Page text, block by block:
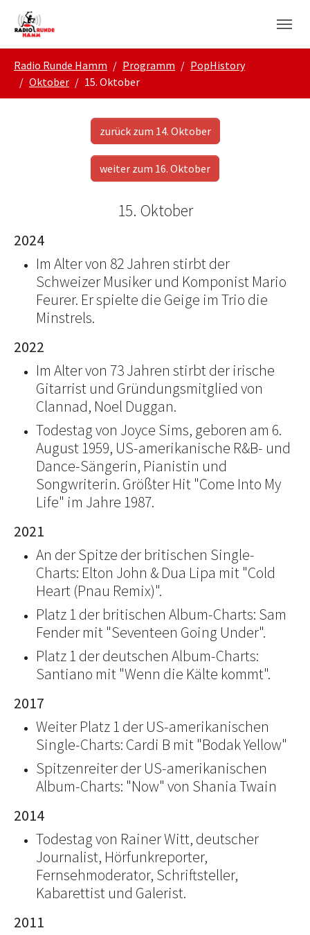
Skip to main navigation
Zum Hauptinhalt springen
Skip to page footer
Radio Runde Hamm Programm
PopHistory
Oktober
15. Oktober
zurück zum 14. Oktober
weiter zum 16. Oktober
15. Oktober
2024
Im Alter von 82 Jahren stirbt der
Schweizer Musiker und Komponist Mario
Feurer. Er spielte die Geige im Trio die
Minstrels.
2022
Im Alter von 73 Jahren stirbt der irische
Gitarrist und Gründungsmitglied von
Clannad, Noel Duggan.
Todestag von Joyce Sims, geboren am 6.
August 1959, US-amerikanische R&B- und
Dance-Sängerin, Pianistin und
Songwriterin. Größter Hit "Come Into My
Life" im Jahre 1987.
2021
An der Spitze der britischen Single-
Charts: Elton John & Dua Lipa mit "Cold
Heart (Pnau Remix)".
Platz 1 der britischen Album-Charts: Sam
Fender mit "Seventeen Going Under".
Platz 1 der deutschen Album-Charts:
Santiano mit "Wenn die Kälte kommt".
2017
Weiter Platz 1 der US-amerikanischen
Single-Charts: Cardi B mit "Bodak Yellow"
Spitzenreiter der US-amerikanischen
Album-Charts: "Now" von Shania Twain
2014
Todestag von Rainer Witt, deutscher
Journalist, Hörfunkreporter,
Fernsehmoderator, Schriftsteller,
Kabarettist und Galerist.
2011